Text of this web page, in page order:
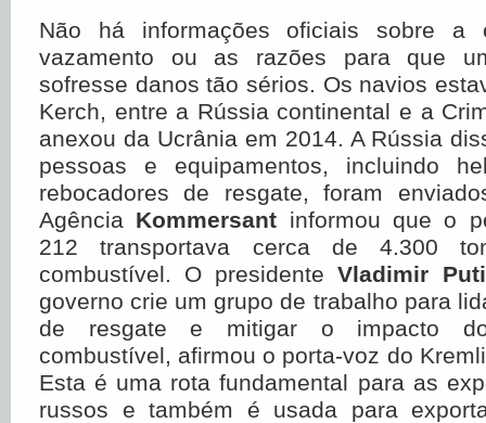
Não há informações oficiais sobre a
vazamento ou as razões para que
sofresse danos tão sérios. Os navios
Kerch, entre a Rússia continental e a
anexou da Ucrânia em 2014. A Rússia
pessoas e equipamentos, incluindo
rebocadores de resgate, foram
Agência Kommersant informou que o
212 transportava cerca de 4.300
combustível. O presidenteVladimir
governo crie um grupo de trabalho para
de resgate e mitigar o impacto
combustível, afirmou o porta-voz do
Esta é uma rota fundamental para as
russos e também é usada para